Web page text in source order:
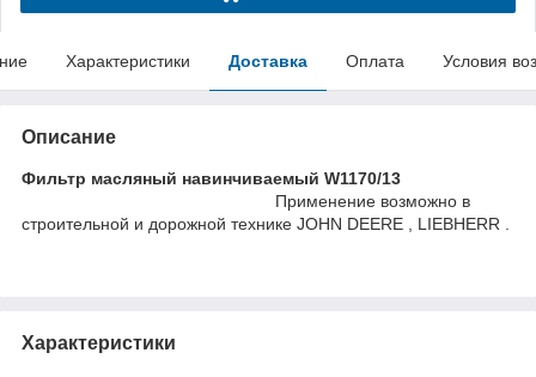
Характеристики Доставка Оплата Условия
Описание
Фильтр масляный навинчиваемый W1170/13
Применение возможно в
строительной и дорожной технике JOHN DEERE , LIEBHERR .
Характеристики